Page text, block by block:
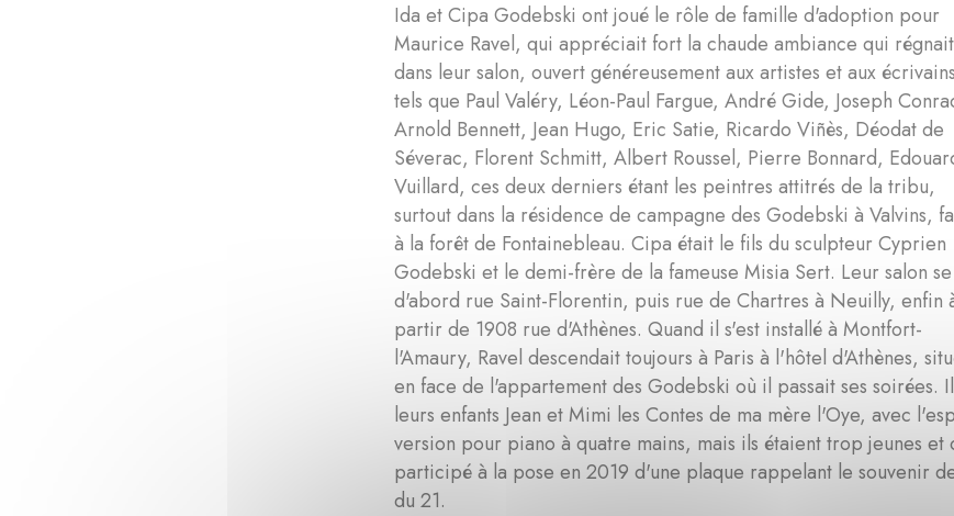
Ida et Cipa Godebski ont joué le rôle de famille d'adoption pour
Maurice Ravel, qui appréciait fort la chaude ambiance qui régnait
dans leur salon, ouvert généreusement aux artistes et aux
tels que Paul Valéry, Léon-Paul Fargue, André Gide, Joseph
Arnold Bennett, Jean Hugo, Eric Satie, Ricardo Viñès, Déodat de
Séverac, Florent Schmitt, Albert Roussel, Pierre Bonnard,
Vuillard, ces deux derniers étant les peintres attitrés de la tribu,
surtout dans la résidence de campagne des Godebski à Valvins,
à la forêt de Fontainebleau. Cipa était le fils du sculpteur Cyprien
Godebski et le demi-frère de la fameuse Misia Sert. Leur salon
d'abord rue Saint-Florentin, puis rue de Chartres à Neuilly, enfin
partir de 1908 rue d'Athènes. Quand il s'est installé à Montfort-
l'Amaury, Ravel descendait toujours à Paris à l'hôtel d'Athènes,
en face de l'appartement des Godebski où il passait ses soirées.
leurs enfants Jean et Mimi les Contes de ma mère l'Oye, avec
version pour piano à quatre mains, mais ils étaient trop jeunes
participé à la pose en 2019 d'une plaque rappelant le souvenir
du 21.